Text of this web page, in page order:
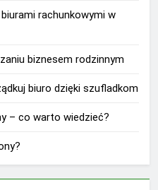
rachunkowymi w
biznesem rodzinnym
biuro dzięki szufladkom
– co warto wiedzieć?